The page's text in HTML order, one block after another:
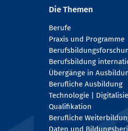
Die Themen
Berufe
Praxis und Programme
Berufsbildung
Übergänge in
Berufliche Ausbildung
Technologie |
Qualifikation
Berufliche
Daten und